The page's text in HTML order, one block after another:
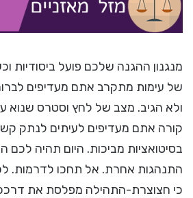
מנגנון ההגנה שלכם פועל ביסודיות
של עימות מתקרב אתם מעדיפים
ולא הגיב. מצב של לחץ וסטרס שנוא
קורה אתם מעדיפים לעיתים לנתק
בסיטואציות מביכות. היום תהיה לכם
התנהגות אחרת. אל תחכו לדרמות.
כי חצוצרת-התהילה מפלסת את